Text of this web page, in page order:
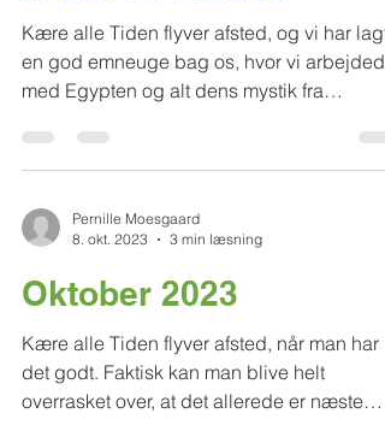
Medio november
Kære alle Tiden flyver afsted, og vi har lagt
en god emneuge bag os, hvor vi arbejdede
med Egypten og alt dens mystik fra
8. okt. 2023
3 min læsning
Oktober 2023
Kære alle Tiden flyver afsted, når man har
det godt. Faktisk kan man blive helt